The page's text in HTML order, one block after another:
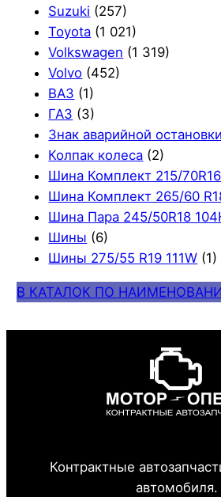
Suzuki (257)
Toyota (1 021)
Volkswagen (1 319)
Volvo (452)
ВАЗ (1)
ГАЗ (3)
Знак аварийной
Колпак колеса (2)
Шина Комплект 215/
Шина Комплект 265/60
Шина Пара 245/50R18
Шины (6)
Шины 275/55 R19 111W (1)
В КАТАЛОК ПО
Контрактные
автомобиля.